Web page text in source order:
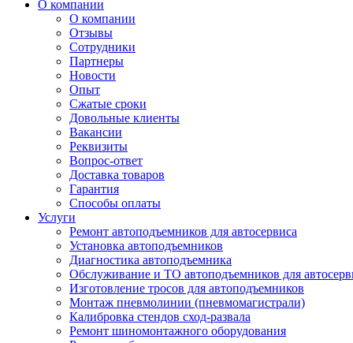
О компании
О компании
Отзывы
Сотрудники
Партнеры
Новости
Опыт
Сжатые сроки
Довольные клиенты
Вакансии
Реквизиты
Вопрос-ответ
Доставка товаров
Гарантия
Способы оплаты
Услуги
Ремонт автоподъемников для автосервиса
Установка автоподъемников
Диагностика автоподъемника
Обслуживание и ТО автоподъемников для
Изготовление тросов для автоподъемников
Монтаж пневмолинии (пневмомагистрали)
Калибровка стендов сход-развала
Ремонт шиномонтажного оборудования